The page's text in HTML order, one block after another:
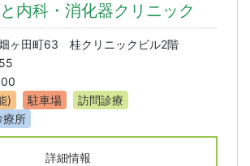
内科・消化器クリニック
ヶ田町63 桂クリニックビル2階
)
駐車場
訪問診療
療所
詳細情報